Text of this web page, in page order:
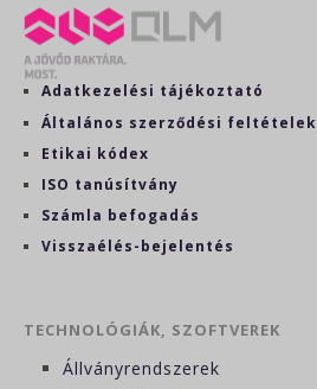
Adatkezelési tájékoztató
Általános szerződési feltételek
Etikai kódex
ISO tanúsítvány
Számla befogadás
Visszaélés-bejelentés
TECHNOLÓGIÁK, SZOFTVEREK
Állványrendszerek